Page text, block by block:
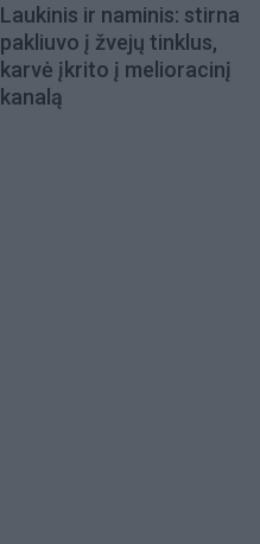
Laukinis ir naminis: stirna
pakliuvo į žvejų tinklus,
karvė įkrito į melioracinį
kanalą